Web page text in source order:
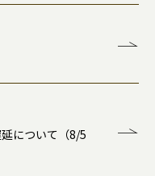
について（8/5